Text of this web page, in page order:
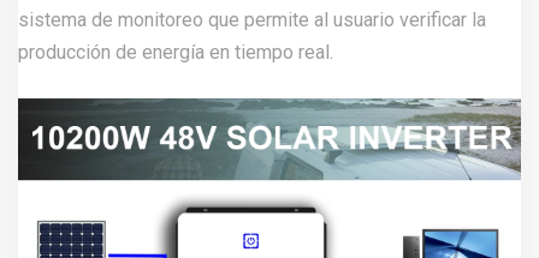
sistema de monitoreo que permite al usuario verificar la
producción de energía en tiempo real.